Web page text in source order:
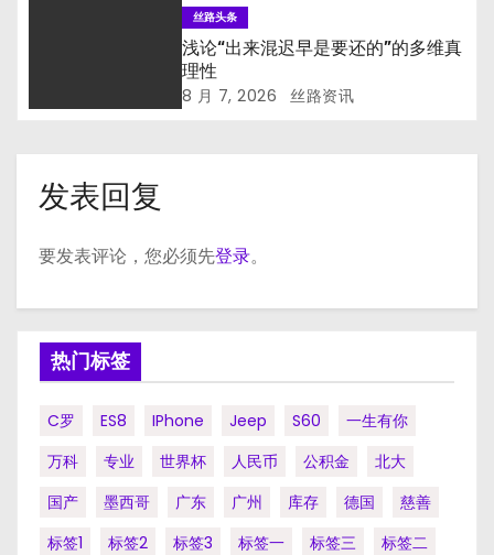
丝路头条
浅论“出来混迟早是要还的”的多维真
理性
8 月 7, 2026 丝路资讯
发表回复
要发表评论，您必须先登录。
热门标签
C罗 ES8 IPhone Jeep S60
一生有你
万科
专业 世界杯 人民币 公积金
北大
国产
墨西哥 广东 广州 库存 德国
慈善
标签1
标签2 标签3 标签一 标签三 标签二